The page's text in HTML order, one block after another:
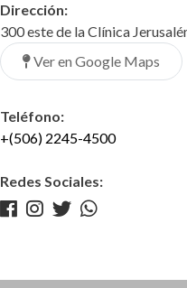
Dirección:
300 este de la Clínica
Ver en Google Maps
Teléfono:
+(506) 2245-4500
Redes Sociales: